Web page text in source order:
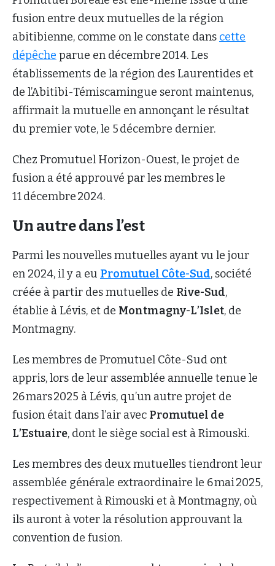
fusion entre deux mutuelles de la région
abitibienne, comme on le constate dans cette
dépêche parue en décembre 2014. Les
établissements de la région des Laurentides et
de l’Abitibi-Témiscamingue seront maintenus,
affirmait la mutuelle en annonçant le résultat
du premier vote, le 5 décembre dernier.
Chez Promutuel Horizon-Ouest, le projet de
fusion a été approuvé par les membres le
11 décembre 2024.
Un autre dans l’est
Parmi les nouvelles mutuelles ayant vu le jour
en 2024, il y a eu Promutuel Côte-Sud, société
créée à partir des mutuelles de Rive-Sud,
établie à Lévis, et de Montmagny-L’Islet, de
Montmagny.
Les membres de Promutuel Côte-Sud ont
appris, lors de leur assemblée annuelle tenue le
26 mars 2025 à Lévis, qu’un autre projet de
fusion était dans l’air avec Promutuel de
L’Estuaire, dont le siège social est à Rimouski.
Les membres des deux mutuelles tiendront leur
assemblée générale extraordinaire le 6 mai 2025,
respectivement à Rimouski et à Montmagny, où
ils auront à voter la résolution approuvant la
convention de fusion.